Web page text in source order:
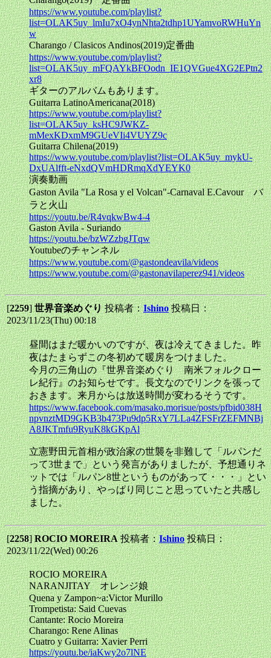
https://www.youtube.com/playlist?
list=OLAK5uy_lmIu7xO4ynNhta2tdhp1UYamvoRWHuYn
w
Charango / Clasicos Andinos(2019)定番曲
https://www.youtube.com/playlist?
list=OLAK5uy_mFQAYkBFOodn_IE1QVGue4XG2EPtn2
xr8
ギターのアルバムもあります。
Guitarra LatinoAmericana(2018)
https://www.youtube.com/playlist?
list=OLAK5uy_ksHC9JWKZ-
mMexKDxmM9GUeVIi4VUYZ9c
Guitarra Chilena(2019)
https://www.youtube.com/playlist?list=OLAK5uy_mykU-
DxUAlfft-eNxdQVmHDRmqXdYEYK0
演奏動画
Gaston Avila "La Rosa y el Volcan"-Carnaval E.Cavour バ
ラと火山
https://youtu.be/R4vqkwBw4-4
Gaston Avila - Suriando
https://youtu.be/bzWZzbgJTqw
Youtubeのチャンネル
https://www.youtube.com/@gastondeavila/videos
https://www.youtube.com/@gastonavilaperez941/videos
[2259]世界音楽めぐり投稿者：Ishino 投稿日：
2023/11/23(Thu) 00:18
昼間はまだ暖かいのですが、夜は冷えてきました。昨
夜はたまらずこの冬初めて暖房をつけました。
今月の三角山の『世界音楽めぐり 南米フォルクロー
レ紀行』のお知らせです。長文なのでリンクを張って
おきます。来月からは放送時間が変わるそうです。
https://www.facebook.com/masako.morisue/posts/pfbid038H
npvnztMD9GKB3b473Pu9dp5RxY7LLa4ZFSFrZEFMNBj
A8JKTmfu9RyuK8kGKpAl
立憲野田元首相が政治家の世襲を非難して「ルパンだ
って3世まで」という発言がありましたが、予想通りネ
ットでは「ルパン8世というものがあって・・・」とい
う指摘があり、やっぱり同じこと思っていたと共感し
ました。
[2258]ROCIO MOREIRA投稿者：Ishino 投稿日：
2023/11/22(Wed) 00:26
ROCIO MOREIRA
NARANJITAY オレンジ娘
Quena y Zampon~a:Victor Murillo
Trompetista: Said Cuevas
Cantante: Rocio Moreira
Charango: Rene Alinas
Cuatro y Guitarra: Xavier Perri
https://youtu.be/iaKwy2o7lNE